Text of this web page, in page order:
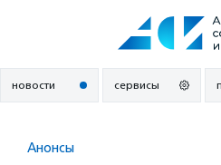
новости сервисы
Анонсы